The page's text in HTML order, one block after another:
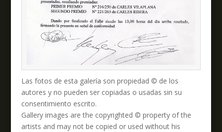
Las fotos de esta galería son propiedad © de los
autores y no pueden ser copiadas o usadas sin su
consentimiento escrito.
Gallery images are the copyrighted © property of the
artists and may not be copied or used without his